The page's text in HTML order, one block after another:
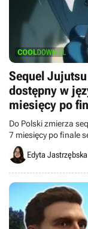
Sequel
dostępny w
miesięcy po
Do Polski zmierza
7 miesięcy po finale
Edyta Jastrzębska